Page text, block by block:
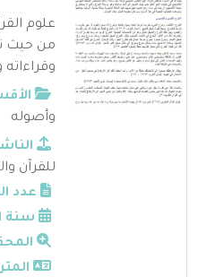
علوم
من حيث
وأصوله
للقرآن
عدد
سنة